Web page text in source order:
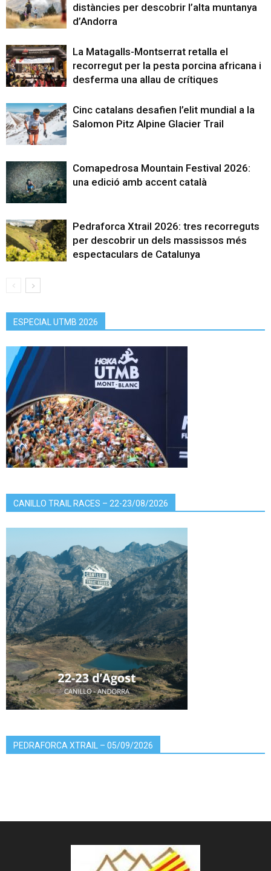
distàncies per descobrir l’alta muntanya
d’Andorra
La Matagalls-Montserrat retalla el
recorregut per la pesta porcina africana i
desferma una allau de crítiques
Cinc catalans desafien l’elit mundial a la
Salomon Pitz Alpine Glacier Trail
Comapedrosa Mountain Festival 2026:
una edició amb accent català
Pedraforca Xtrail 2026: tres recorreguts
per descobrir un dels massissos més
espectaculars de Catalunya
ESPECIAL UTMB 2026
CANILLO TRAIL RACES – 22-23/08/2026
PEDRAFORCA XTRAIL – 05/09/2026